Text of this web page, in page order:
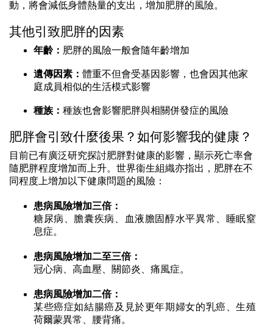
動，將會減低身體熱量的支出，增加肥胖的風險。
其他引致肥胖的因素
年齡： 肥胖的風險一般會隨年齡增加
遺傳因素： 體重不但會受基因影響，也會因其他家
庭成員相似的生活模式影響
種族： 種族也會影響肥胖與相關併發症的風險
肥胖會引致什麼後果？如何影響我的健康？
目前已有廣泛研究探討肥胖對健康的影響，顯示死亡率會
隨肥胖程度增加而上升。世界衞生組織亦指出，肥胖在不
同程度上增加以下健康問題的風險：
患病風險增加三倍：
糖尿病、膽囊疾病、血液膽固醇水平異常、睡眠窒
息症。
患病風險增加二至三倍：
冠心病、高血壓、關節炎、痛風症。
患病風險增加二倍：
某些癌症如結腸癌及見於更年期婦女的乳癌、生殖
荷爾蒙異常、腰背痛。